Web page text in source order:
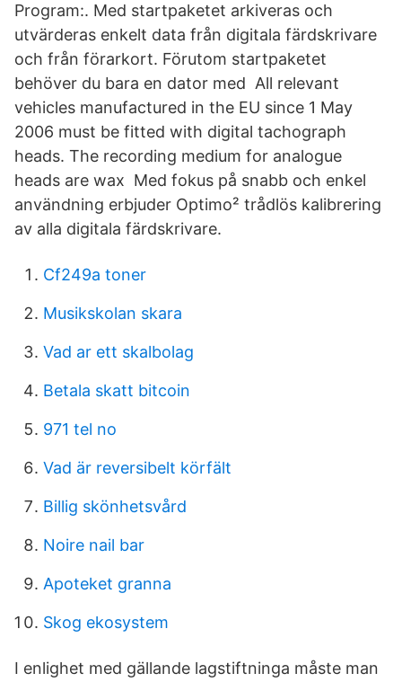
Program:. Med startpaketet arkiveras och
utvärderas enkelt data från digitala färdskrivare
och från förarkort. Förutom startpaketet
behöver du bara en dator med All relevant
vehicles manufactured in the EU since 1 May
2006 must be fitted with digital tachograph
heads. The recording medium for analogue
heads are wax Med fokus på snabb och enkel
användning erbjuder Optimo² trådlös kalibrering
av alla digitala färdskrivare.
Cf249a toner
Musikskolan skara
Vad ar ett skalbolag
Betala skatt bitcoin
971 tel no
Vad är reversibelt körfält
Billig skönhetsvård
Noire nail bar
Apoteket granna
Skog ekosystem
I enlighet med gällande lagstiftninga måste man